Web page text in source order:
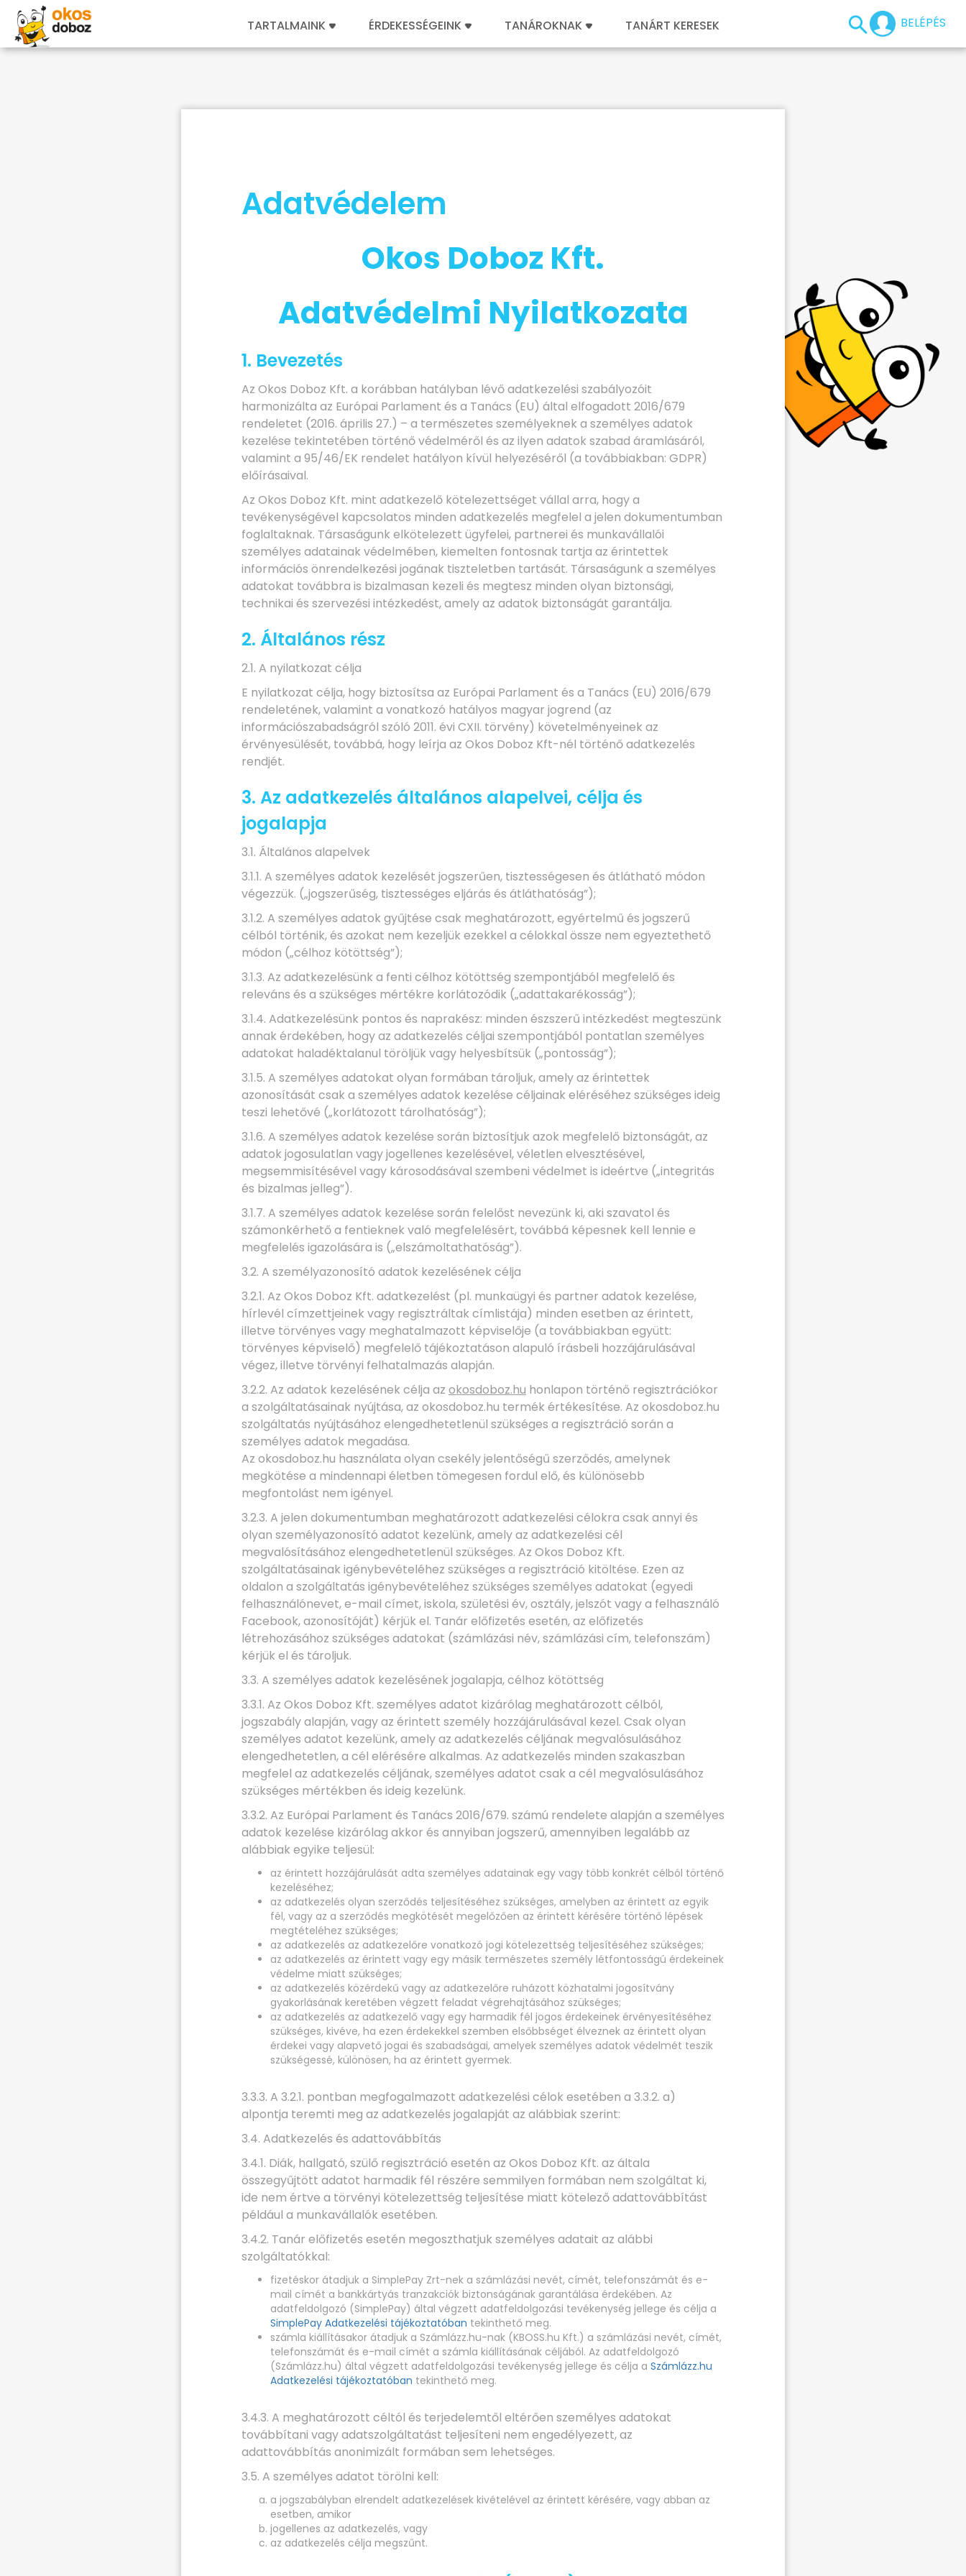
BELÉPÉS
TARTALMAINK ÉRDEKESSÉGEINK TANÁROKNAK TANÁRT KERESEK
Adatvédelem
Okos Doboz Kft.
Adatvédelmi Nyilatkozata
1. Bevezetés
Az Okos Doboz Kft. a korábban hatályban lévő adatkezelési szabályozóit
harmonizálta az Európai Parlament és a Tanács (EU) által elfogadott 2016/679
rendeletet (2016. április 27.) – a természetes személyeknek a személyes adatok
kezelése tekintetében történő védelméről és az ilyen adatok szabad áramlásáról,
valamint a 95/46/EK rendelet hatályon kívül helyezéséről (a továbbiakban: GDPR)
előírásaival.
Az Okos Doboz Kft. mint adatkezelő kötelezettséget vállal arra, hogy a
tevékenységével kapcsolatos minden adatkezelés megfelel a jelen dokumentumban
foglaltaknak. Társaságunk elkötelezett ügyfelei, partnerei és munkavállalói
személyes adatainak védelmében, kiemelten fontosnak tartja az érintettek
információs önrendelkezési jogának tiszteletben tartását. Társaságunk a személyes
adatokat továbbra is bizalmasan kezeli és megtesz minden olyan biztonsági,
technikai és szervezési intézkedést, amely az adatok biztonságát garantálja.
2. Általános rész
2.1. A nyilatkozat célja
E nyilatkozat célja, hogy biztosítsa az Európai Parlament és a Tanács (EU) 2016/679
rendeletének, valamint a vonatkozó hatályos magyar jogrend (az
információszabadságról szóló 2011. évi CXII. törvény) követelményeinek az
érvényesülését, továbbá, hogy leírja az Okos Doboz Kft-nél történő adatkezelés
rendjét.
3. Az adatkezelés általános alapelvei, célja és
jogalapja
3.1. Általános alapelvek
3.1.1. A személyes adatok kezelését jogszerűen, tisztességesen és átlátható módon
végezzük. („jogszerűség, tisztességes eljárás és átláthatóság”);
3.1.2. A személyes adatok gyűjtése csak meghatározott, egyértelmű és jogszerű
célból történik, és azokat nem kezeljük ezekkel a célokkal össze nem egyeztethető
módon („célhoz kötöttség”);
3.1.3. Az adatkezelésünk a fenti célhoz kötöttség szempontjából megfelelő és
releváns és a szükséges mértékre korlátozódik („adattakarékosság”);
3.1.4. Adatkezelésünk pontos és naprakész: minden észszerű intézkedést megteszünk
annak érdekében, hogy az adatkezelés céljai szempontjából pontatlan személyes
adatokat haladéktalanul töröljük vagy helyesbítsük („pontosság”);
3.1.5. A személyes adatokat olyan formában tároljuk, amely az érintettek
azonosítását csak a személyes adatok kezelése céljainak eléréséhez szükséges ideig
teszi lehetővé („korlátozott tárolhatóság”);
3.1.6. A személyes adatok kezelése során biztosítjuk azok megfelelő biztonságát, az
adatok jogosulatlan vagy jogellenes kezelésével, véletlen elvesztésével,
megsemmisítésével vagy károsodásával szembeni védelmet is ideértve („integritás
és bizalmas jelleg”).
3.1.7. A személyes adatok kezelése során felelőst nevezünk ki, aki szavatol és
számonkérhető a fentieknek való megfelelésért, továbbá képesnek kell lennie e
megfelelés igazolására is („elszámoltathatóság”).
3.2. A személyazonosító adatok kezelésének célja
3.2.1. Az Okos Doboz Kft. adatkezelést (pl. munkaügyi és partner adatok kezelése,
hírlevél címzettjeinek vagy regisztráltak címlistája) minden esetben az érintett,
illetve törvényes vagy meghatalmazott képviselője (a továbbiakban együtt:
törvényes képviselő) megfelelő tájékoztatáson alapuló írásbeli hozzájárulásával
végez, illetve törvényi felhatalmazás alapján.
3.2.2. Az adatok kezelésének célja az okosdoboz.hu honlapon történő regisztrációkor
a szolgáltatásainak nyújtása, az okosdoboz.hu termék értékesítése. Az okosdoboz.hu
szolgáltatás nyújtásához elengedhetetlenül szükséges a regisztráció során a
személyes adatok megadása.
Az okosdoboz.hu használata olyan csekély jelentőségű szerződés, amelynek
megkötése a mindennapi életben tömegesen fordul elő, és különösebb
megfontolást nem igényel.
3.2.3. A jelen dokumentumban meghatározott adatkezelési célokra csak annyi és
olyan személyazonosító adatot kezelünk, amely az adatkezelési cél
megvalósításához elengedhetetlenül szükséges. Az Okos Doboz Kft.
szolgáltatásainak igénybevételéhez szükséges a regisztráció kitöltése. Ezen az
oldalon a szolgáltatás igénybevételéhez szükséges személyes adatokat (egyedi
felhasználónevet, e-mail címet, iskola, születési év, osztály, jelszót vagy a felhasználó
Facebook, azonosítóját) kérjük el. Tanár előfizetés esetén, az előfizetés
létrehozásához szükséges adatokat (számlázási név, számlázási cím, telefonszám)
kérjük el és tároljuk.
3.3. A személyes adatok kezelésének jogalapja, célhoz kötöttség
3.3.1. Az Okos Doboz Kft. személyes adatot kizárólag meghatározott célból,
jogszabály alapján, vagy az érintett személy hozzájárulásával kezel. Csak olyan
személyes adatot kezelünk, amely az adatkezelés céljának megvalósulásához
elengedhetetlen, a cél elérésére alkalmas. Az adatkezelés minden szakaszban
megfelel az adatkezelés céljának, személyes adatot csak a cél megvalósulásához
szükséges mértékben és ideig kezelünk.
3.3.2. Az Európai Parlament és Tanács 2016/679. számú rendelete alapján a személyes
adatok kezelése kizárólag akkor és annyiban jogszerű, amennyiben legalább az
alábbiak egyike teljesül:
az érintett hozzájárulását adta személyes adatainak egy vagy több konkrét célból történő
kezeléséhez;
az adatkezelés olyan szerződés teljesítéséhez szükséges, amelyben az érintett az egyik
fél, vagy az a szerződés megkötését megelőzően az érintett kérésére történő lépések
megtételéhez szükséges;
az adatkezelés az adatkezelőre vonatkozó jogi kötelezettség teljesítéséhez szükséges;
az adatkezelés az érintett vagy egy másik természetes személy létfontosságú érdekeinek
védelme miatt szükséges;
az adatkezelés közérdekű vagy az adatkezelőre ruházott közhatalmi jogosítvány
gyakorlásának keretében végzett feladat végrehajtásához szükséges;
az adatkezelés az adatkezelő vagy egy harmadik fél jogos érdekeinek érvényesítéséhez
szükséges, kivéve, ha ezen érdekekkel szemben elsőbbséget élveznek az érintett olyan
érdekei vagy alapvető jogai és szabadságai, amelyek személyes adatok védelmét teszik
szükségessé, különösen, ha az érintett gyermek.
3.3.3. A 3.2.1. pontban megfogalmazott adatkezelési célok esetében a 3.3.2. a)
alpontja teremti meg az adatkezelés jogalapját az alábbiak szerint:
3.4. Adatkezelés és adattovábbítás
3.4.1. Diák, hallgató, szülő regisztráció esetén az Okos Doboz Kft. az általa
összegyűjtött adatot harmadik fél részére semmilyen formában nem szolgáltat ki,
ide nem értve a törvényi kötelezettség teljesítése miatt kötelező adattovábbítást
például a munkavállalók esetében.
3.4.2. Tanár előfizetés esetén megoszthatjuk személyes adatait az alábbi
szolgáltatókkal:
fizetéskor átadjuk a SimplePay Zrt-nek a számlázási nevét, címét, telefonszámát és e-
mail címét a bankkártyás tranzakciók biztonságának garantálása érdekében. Az
adatfeldolgozó (SimplePay) által végzett adatfeldolgozási tevékenység jellege és célja a
SimplePay Adatkezelési tájékoztatóban tekinthető meg.
számla kiállításakor átadjuk a Számlázz.hu-nak (KBOSS.hu Kft.) a számlázási nevét, címét,
telefonszámát és e-mail címét a számla kiállításának céljából. Az adatfeldolgozó
(Számlázz.hu) által végzett adatfeldolgozási tevékenység jellege és célja a Számlázz.hu
Adatkezelési tájékoztatóban tekinthető meg.
3.4.3. A meghatározott céltól és terjedelemtől eltérően személyes adatokat
továbbítani vagy adatszolgáltatást teljesíteni nem engedélyezett, az
adattovábbítás anonimizált formában sem lehetséges.
3.5. A személyes adatot törölni kell:
a jogszabályban elrendelt adatkezelések kivételével az érintett kérésére, vagy abban az
esetben, amikor
jogellenes az adatkezelés, vagy
az adatkezelés célja megszűnt.